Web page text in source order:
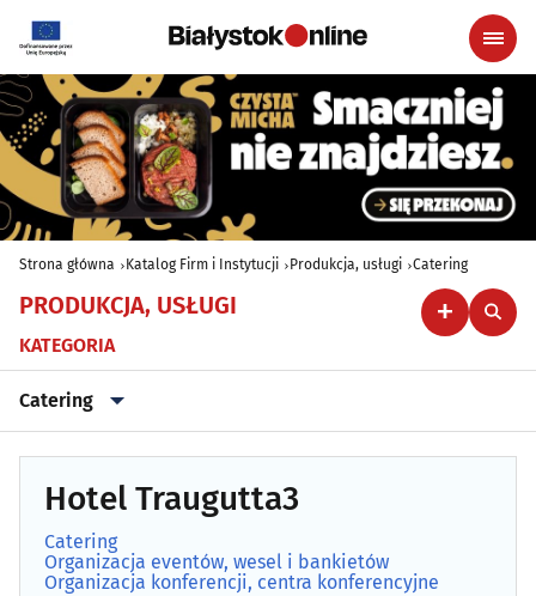
Strona główna Katalog Firm i Instytucji Produkcja, usługi Catering
PRODUKCJA, USŁUGI
KATEGORIA
Catering
Archiwizacja dokumentów(3)
Astrologia, wróżby, ezoteryka
Automatyka przemysłowa(22)
Hotel Traugutta3
Catering
Organizacja eventów, wesel i bankietów
Organizacja konferencji, centra konferencyjne